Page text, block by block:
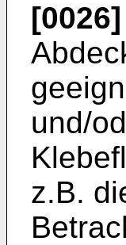
[0026]
und/
z.B.